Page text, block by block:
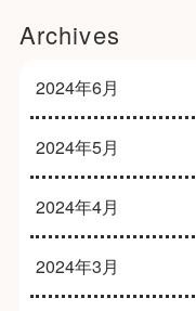
Archives
2024年6月
2024年5月
2024年4月
2024年3月